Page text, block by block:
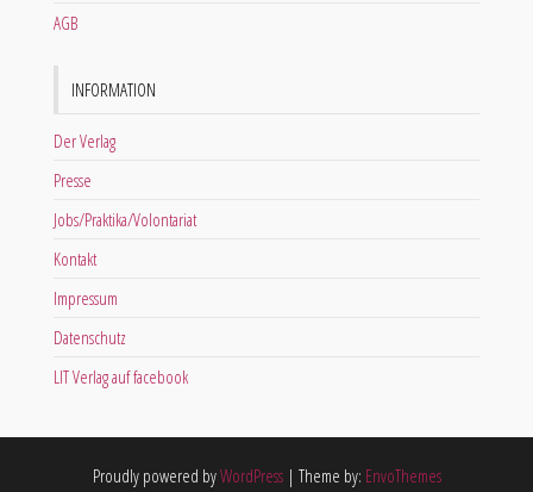
AGB
INFORMATION
Der Verlag
Presse
Jobs/Praktika/Volontariat
Kontakt
Impressum
Datenschutz
LIT Verlag auf facebook
Proudly powered byWordPress | Theme by: EnvoThemes